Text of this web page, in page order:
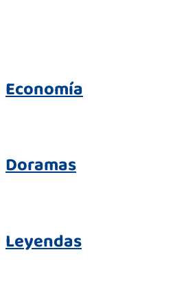
Economía
Doramas
Leyendas